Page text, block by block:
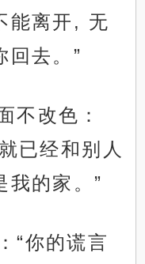
能离开, 无
回去。”
不改色：
已经和别人
的家。”
“你的谎言